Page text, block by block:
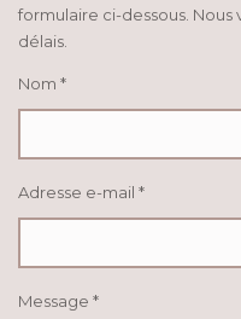
formulaire ci-dessous. Nous
délais.
Nom *
Adresse e-mail *
Message *